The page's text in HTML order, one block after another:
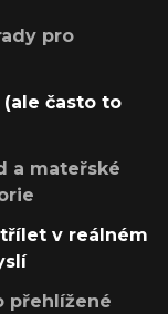
pro
často to
a mateřské
v reálném
přehlížené